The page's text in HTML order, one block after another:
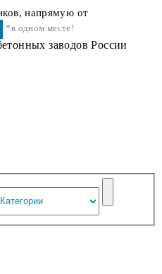
напрямую от
*в одном месте!
заводов России